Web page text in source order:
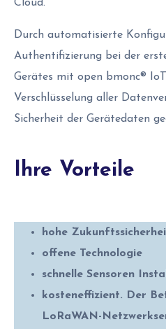
Cloud.
Durch automatisierte
Authentifizierung bei der
Gerätes mit open bmonc®
Verschlüsselung aller
Sicherheit der Gerätedaten
Ihre Vorteile
hohe
offene Technologie
schnelle Sensoren
kosteneffizient. Der
LoRaWAN-